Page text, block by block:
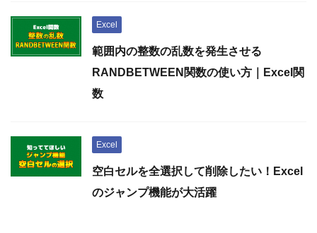
Excel
範囲内の整数の乱数を発生させる
RANDBETWEEN関数の使い方｜Excel関
数
Excel
空白セルを全選択して削除したい！Excel
のジャンプ機能が大活躍